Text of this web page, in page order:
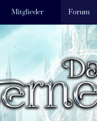
Mitglieder Forum